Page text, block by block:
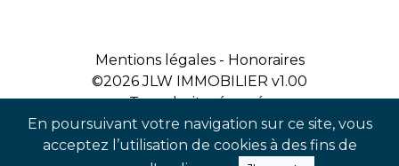
En poursuivant votre navigation sur ce site, vous
acceptez l’utilisation de cookies à des fins de
Mentions légales- Honoraires
©2026JLW IMMOBILIER v1.00
Tous droits réservés